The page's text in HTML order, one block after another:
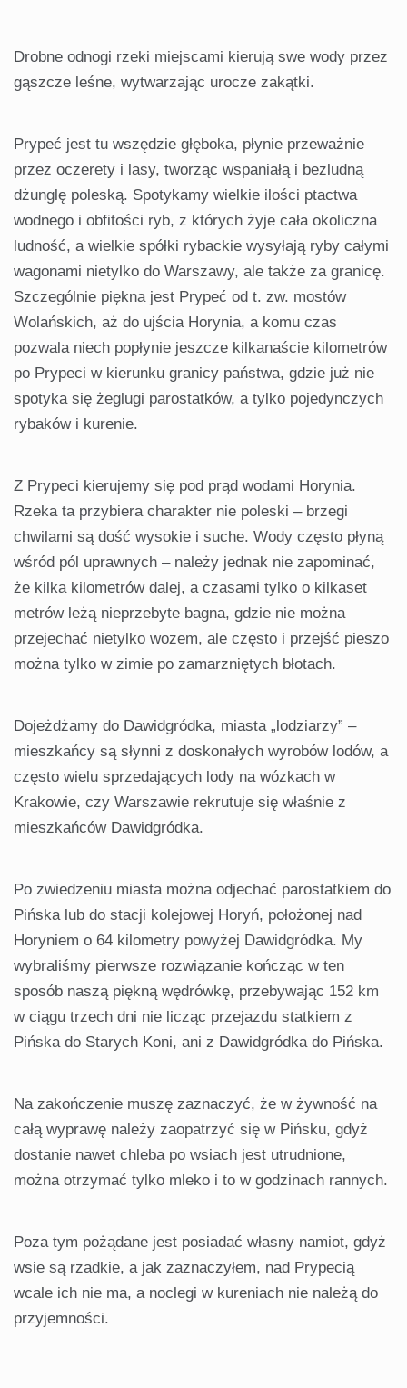
Drobne odnogi rzeki miejscami kierują swe wody przez
gąszcze leśne, wytwarzając urocze zakątki.
Prypeć jest tu wszędzie głęboka, płynie przeważnie
przez oczerety i lasy, tworząc wspaniałą i bezludną
dżunglę poleską. Spotykamy wielkie ilości ptactwa
wodnego i obfitości ryb, z których żyje cała okoliczna
ludność, a wielkie spółki rybackie wysyłają ryby całymi
wagonami nietylko do Warszawy, ale także za granicę.
Szczególnie piękna jest Prypeć od t. zw. mostów
Wolańskich, aż do ujścia Horynia, a komu czas
pozwala niech popłynie jeszcze kilkanaście kilometrów
po Prypeci w kierunku granicy państwa, gdzie już nie
spotyka się żeglugi parostatków, a tylko pojedynczych
rybaków i kurenie.
Z Prypeci kierujemy się pod prąd wodami Horynia.
Rzeka ta przybiera charakter nie poleski – brzegi
chwilami są dość wysokie i suche. Wody często płyną
wśród pól uprawnych – należy jednak nie zapominać,
że kilka kilometrów dalej, a czasami tylko o kilkaset
metrów leżą nieprzebyte bagna, gdzie nie można
przejechać nietylko wozem, ale często i przejść pieszo
można tylko w zimie po zamarzniętych błotach.
Dojeżdżamy do Dawidgródka, miasta „lodziarzy” –
mieszkańcy są słynni z doskonałych wyrobów lodów, a
często wielu sprzedających lody na wózkach w
Krakowie, czy Warszawie rekrutuje się właśnie z
mieszkańców Dawidgródka.
Po zwiedzeniu miasta można odjechać parostatkiem do
Pińska lub do stacji kolejowej Horyń, położonej nad
Horyniem o 64 kilometry powyżej Dawidgródka. My
wybraliśmy pierwsze rozwiązanie kończąc w ten
sposób naszą piękną wędrówkę, przebywając 152 km
w ciągu trzech dni nie licząc przejazdu statkiem z
Pińska do Starych Koni, ani z Dawidgródka do Pińska.
Na zakończenie muszę zaznaczyć, że w żywność na
całą wyprawę należy zaopatrzyć się w Pińsku, gdyż
dostanie nawet chleba po wsiach jest utrudnione,
można otrzymać tylko mleko i to w godzinach rannych.
Poza tym pożądane jest posiadać własny namiot, gdyż
wsie są rzadkie, a jak zaznaczyłem, nad Prypecią
wcale ich nie ma, a noclegi w kureniach nie należą do
przyjemności.